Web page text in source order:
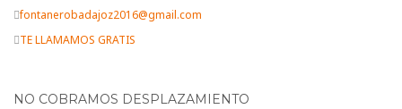
fontanerobadajoz2016@gmail.com
TE LLAMAMOS GRATIS
NO COBRAMOS DESPLAZAMIENTO